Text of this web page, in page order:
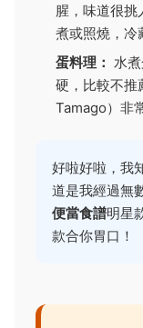
腥，味道很挑
煮或照燒，冷
蛋料理： 水
硬，比較不推
Tamago）非
好啦好啦，我
道是我經過無
便當食譜明星
款合你胃口！